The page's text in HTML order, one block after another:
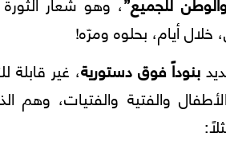
أيام، بحلوه ومرّه!
بنوداً فوق دستورية، غير قابلة
والفتية والفتيات، وهم